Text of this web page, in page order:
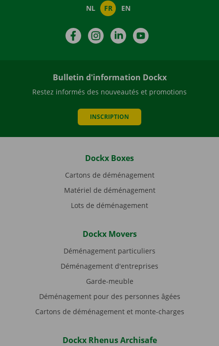
NL FR EN
FacebookInstagramLinkedIn
Bulletin d'information Dockx
Restez informés des nouveautés et promotions
INSCRIPTION
Dockx Boxes
Cartons de déménagement
Matériel de déménagement
Lots de déménagement
Dockx Movers
Déménagement particuliers
Déménagement d'entreprises
Garde-meuble
Déménagement pour des personnes âgées
Cartons de déménagement et monte-charges
Dockx Rhenus Archisafe